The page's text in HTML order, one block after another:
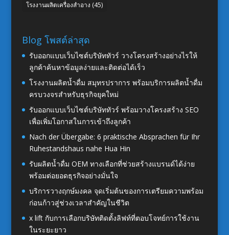
โรงงานผลิตเครื่องสำอาง (45)
Blog โพสต์ล่าสุด
รับออกแบบเว็บไซต์บริษัททัวร์ วางโครงสร้างอย่างไรให้
ลูกค้าค้นหาข้อมูลง่ายและติดต่อได้เร็ว
โรงงานผลิตน้ำดื่ม สมุทรปราการ พร้อมบริการผลิตน้ำดื่ม
ครบวงจรสำหรับธุรกิจยุคใหม่
รับออกแบบเว็บไซต์บริษัททัวร์ พร้อมวางโครงสร้าง SEO
เพื่อเพิ่มโอกาสในการเข้าถึงลูกค้า
Nach der Übergabe: 6 praktische Absprachen für Ihr
Ruhestandshaus nahe Hua Hin
รับผลิตน้ำดื่ม OEM ทางเลือกที่ช่วยสร้างแบรนด์ได้ง่าย
พร้อมต่อยอดธุรกิจอย่างมั่นใจ
บริการวางฤกษ์มงคล จุดเริ่มต้นของการเตรียมความพร้อม
ก่อนก้าวสู่ช่วงเวลาสำคัญในชีวิต
x lift กับการเลือกบริษัทติดตั้งลิฟท์ที่ตอบโจทย์การใช้งาน
ในระยะยาว